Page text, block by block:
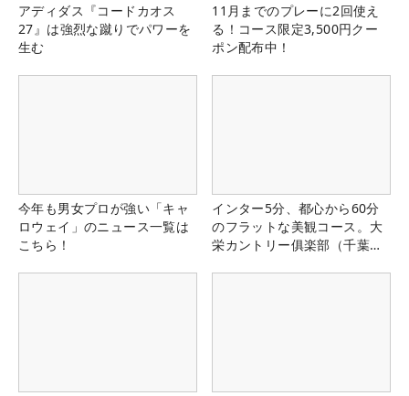
アディダス『コードカオス
27』は強烈な蹴りでパワーを
生む
11月までのプレーに2回使え
る！コース限定3,500円クー
ポン配布中！
今年も男女プロが強い「キャ
ロウェイ」のニュース一覧は
こちら！
インター5分、都心から60分
のフラットな美観コース。大
栄カントリー俱楽部（千葉